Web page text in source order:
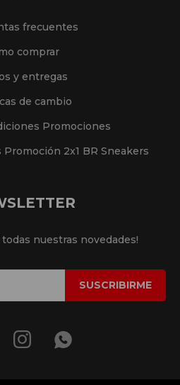
frecuentes
comprar
y entregas
de cambio
Promociones
2x1 BR Sneakers
nuestras novedades!
SUSCRIBIRME
 